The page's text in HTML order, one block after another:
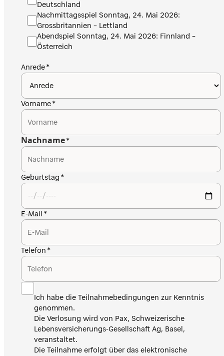
Deutschland
Nachmittagsspiel Sonntag, 24. Mai 2026:
Grossbritannien – Lettland
Abendspiel Sonntag, 24. Mai 2026: Finnland –
Österreich
Anrede
Vorname
Nachname
Geburtstag
E-Mail
Telefon
Ich habe die Teilnahmebedingungen zur Kenntnis
genommen.
Die Verlosung wird von Pax, Schweizerische
Lebensversicherungs-Gesellschaft Ag, Basel,
veranstaltet.
Die Teilnahme erfolgt über das elektronische